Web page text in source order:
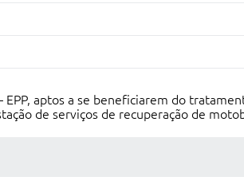
aptos a se beneficiarem do
de serviços de recuperação de